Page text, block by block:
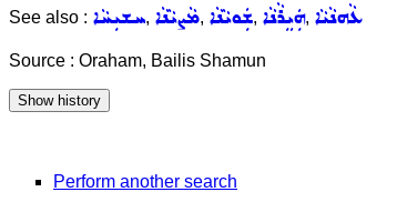
See also : ܚܫܝܼܚܵܐ, ܡܵܨܝܵܢܵܐ, ܫܲܘܝܵܢܵܐ, ܗܲܝܸܪܵܢܵܐ, ܥܵܗܢܵܝܵܐ
Source : Oraham, Bailis Shamun
Perform another search